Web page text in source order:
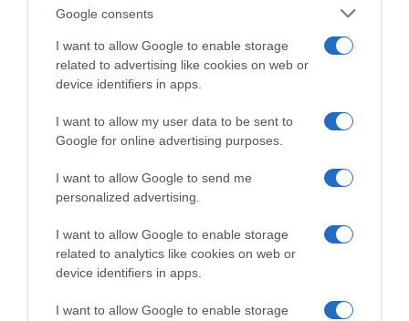
Google consents
I want to allow Google to enable storage
related to advertising like cookies on web or
device identifiers in apps.
I want to allow my user data to be sent to
Google for online advertising purposes.
I want to allow Google to send me
personalized advertising.
I want to allow Google to enable storage
related to analytics like cookies on web or
device identifiers in apps.
I want to allow Google to enable storage
Ακολούθησε το debater.gr στο
Google News
Share Tweet
ΓΑΛΛΙΑ ΚΙΛΙΑΝ ΕΜΠΑΠΕ
ΜΟΥΝΤΙΑΛ 2026
ΔΙΑΦΗΜΙΣΗ